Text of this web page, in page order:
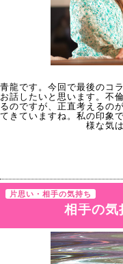
青龍です。今回で最後のコ
お話したいと思います。不
るのですが、正直考えるの
てきていますね。私の印象
様な気
片思い・相手の気持ち
相手の気